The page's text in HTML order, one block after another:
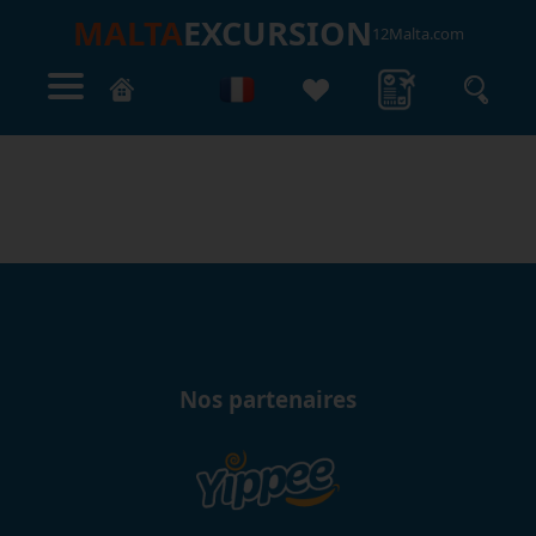
MALTAEXCURSION 12Malta.com
Nos partenaires